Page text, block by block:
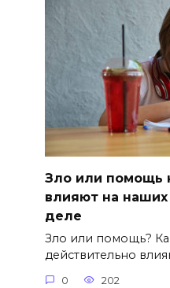
Зло или помощь
влияют на
деле
Зло или помощь?
действительно
0 202